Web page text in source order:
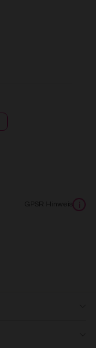
GPSR Hinweis i